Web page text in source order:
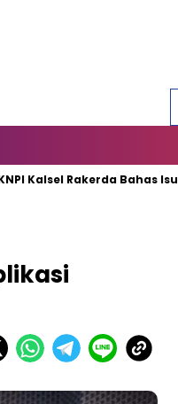
Rakerda Bahas Isu